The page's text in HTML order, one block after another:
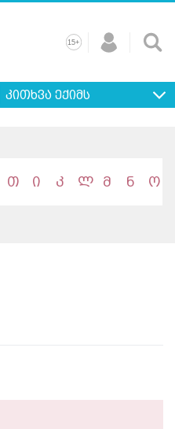
ხშირად
კითხვები
15+
კითხვა ექიმს
თ ი კ ლ მ ნ ო